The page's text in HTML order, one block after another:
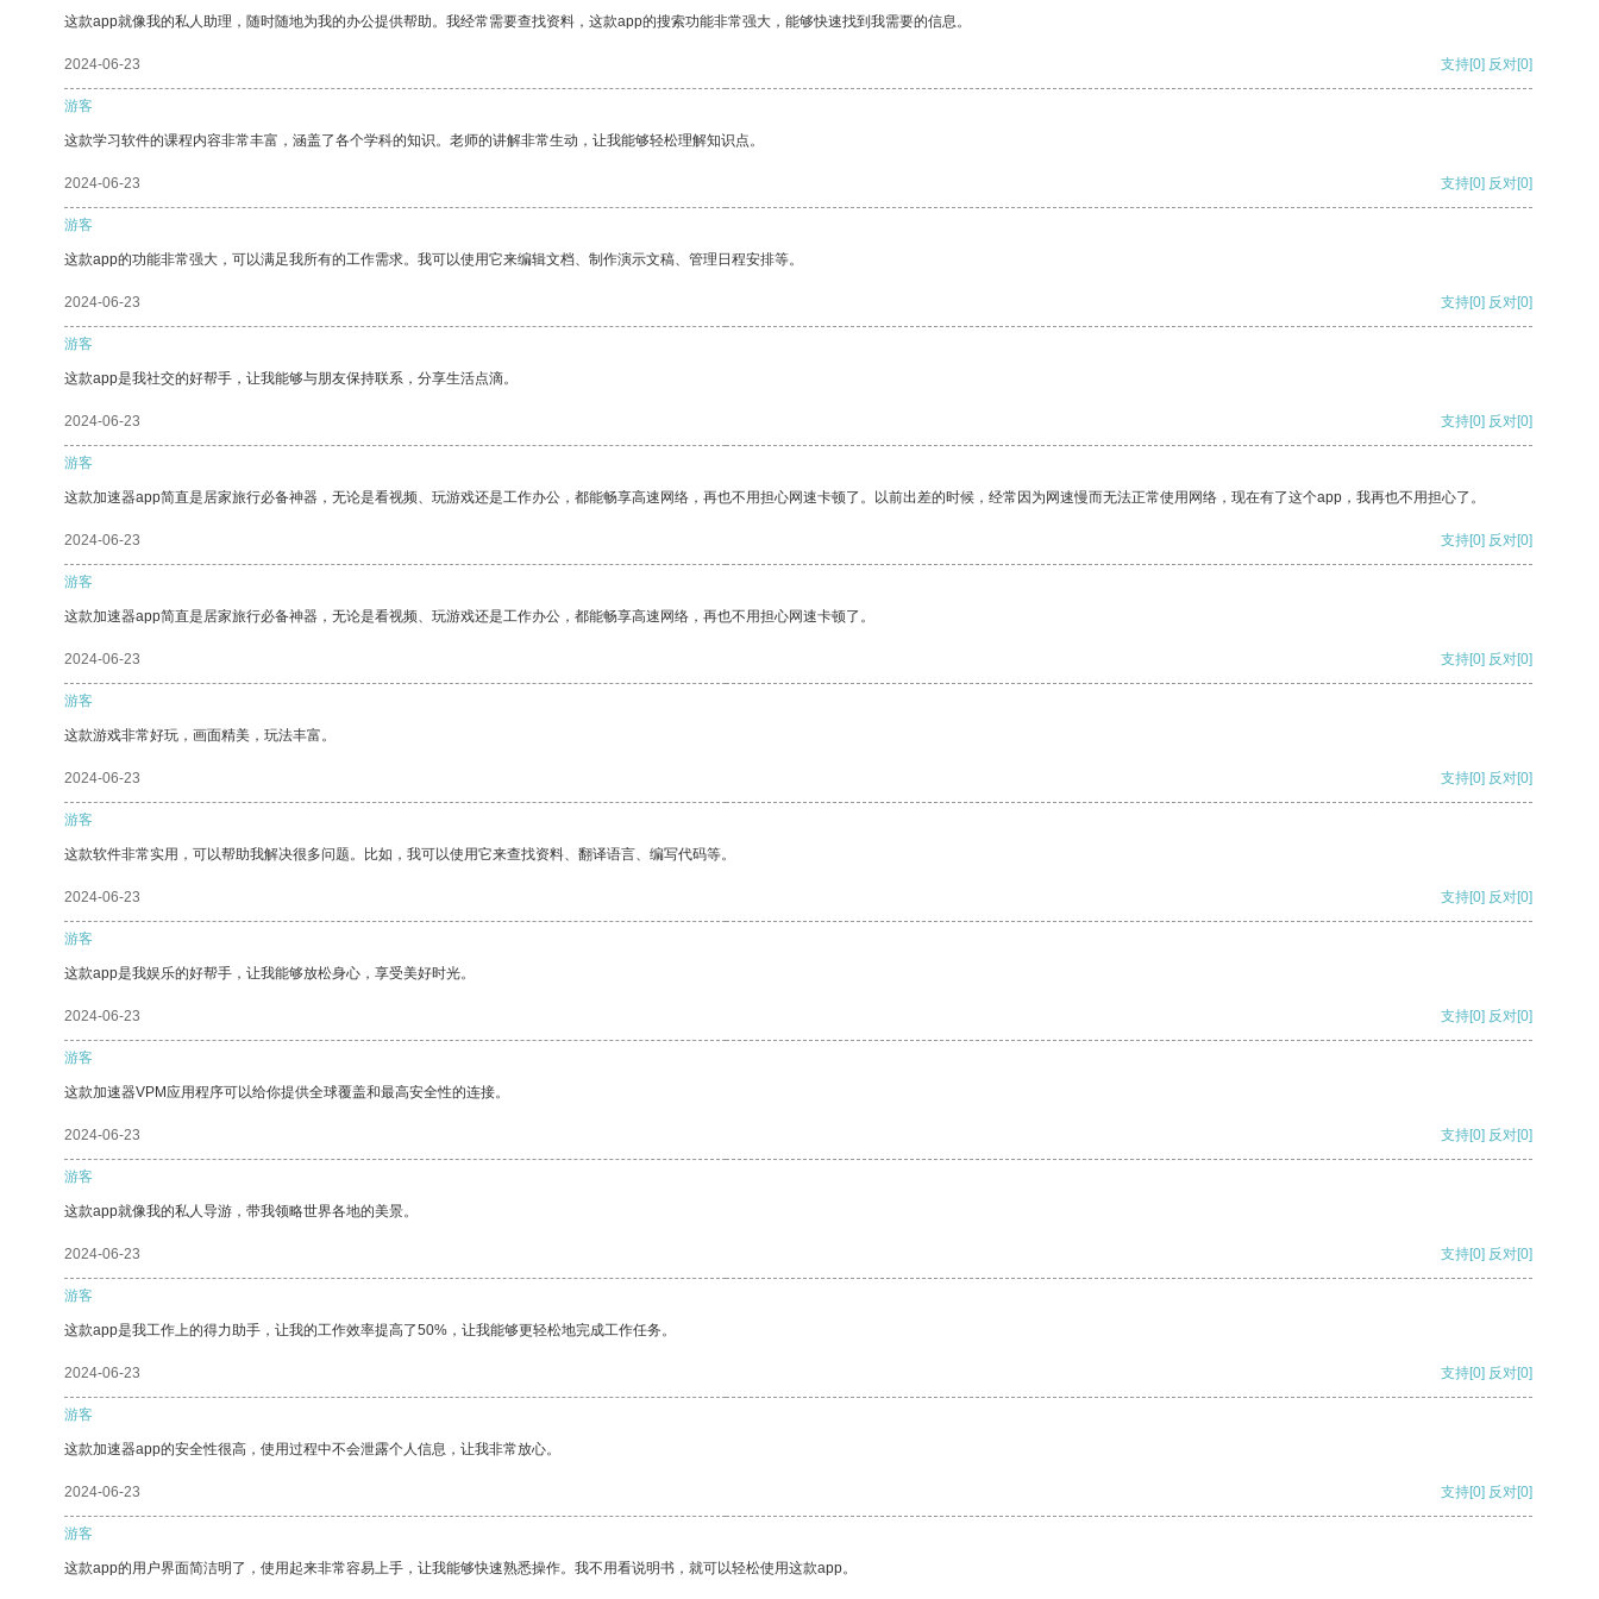
这款app就像我的私人助理，随时随地为我的办公提供帮助。我经常需要查找资料，这款app的搜索功能非常强大，能够快速找到我需要的信息。
2024-06-23 支持[0] 反对[0]
游客
这款学习软件的课程内容非常丰富，涵盖了各个学科的知识。老师的讲解非常生动，让我能够轻松理解知识点。
2024-06-23 支持[0] 反对[0]
游客
这款app的功能非常强大，可以满足我所有的工作需求。我可以使用它来编辑文档、制作演示文稿、管理日程安排等。
2024-06-23 支持[0] 反对[0]
游客
这款app是我社交的好帮手，让我能够与朋友保持联系，分享生活点滴。
2024-06-23 支持[0] 反对[0]
游客
这款加速器app简直是居家旅行必备神器，无论是看视频、玩游戏还是工作办公，都能畅享高速网络，再也不用担心网速卡顿了。以前出差的时候，经常因为网速慢而无法正常使用网络，现在有了这个app，我再也不用担心了。
2024-06-23 支持[0] 反对[0]
游客
这款加速器app简直是居家旅行必备神器，无论是看视频、玩游戏还是工作办公，都能畅享高速网络，再也不用担心网速卡顿了。
2024-06-23 支持[0] 反对[0]
游客
这款游戏非常好玩，画面精美，玩法丰富。
2024-06-23 支持[0] 反对[0]
游客
这款软件非常实用，可以帮助我解决很多问题。比如，我可以使用它来查找资料、翻译语言、编写代码等。
2024-06-23 支持[0] 反对[0]
游客
这款app是我娱乐的好帮手，让我能够放松身心，享受美好时光。
2024-06-23 支持[0] 反对[0]
游客
这款加速器VPM应用程序可以给你提供全球覆盖和最高安全性的连接。
2024-06-23 支持[0] 反对[0]
游客
这款app就像我的私人导游，带我领略世界各地的美景。
2024-06-23 支持[0] 反对[0]
游客
这款app是我工作上的得力助手，让我的工作效率提高了50%，让我能够更轻松地完成工作任务。
2024-06-23 支持[0] 反对[0]
游客
这款加速器app的安全性很高，使用过程中不会泄露个人信息，让我非常放心。
2024-06-23 支持[0] 反对[0]
游客
这款app的用户界面简洁明了，使用起来非常容易上手，让我能够快速熟悉操作。我不用看说明书，就可以轻松使用这款app。